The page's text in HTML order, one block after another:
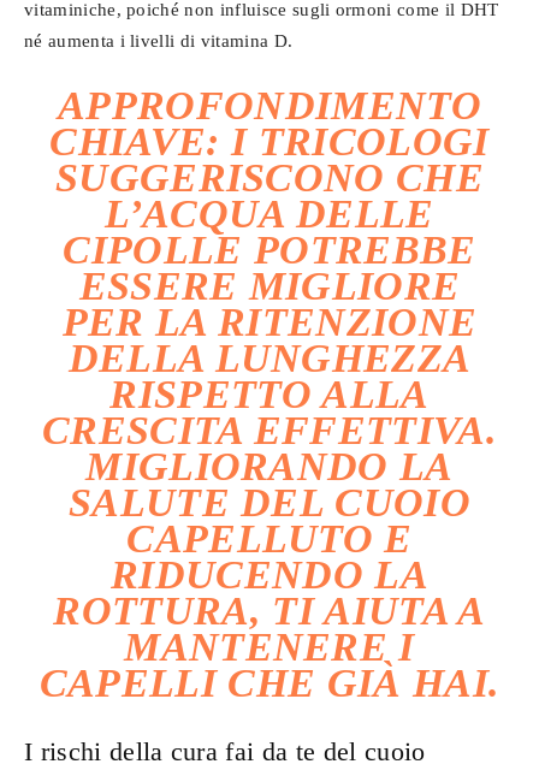
vitaminiche, poiché non influisce sugli ormoni come il DHT
né aumenta i livelli di vitamina D.
APPROFONDIMENTO
CHIAVE: I TRICOLOGI
SUGGERISCONO CHE
L’ACQUA DELLE
CIPOLLE POTREBBE
ESSERE MIGLIORE
PER LARITENZIONE
DELLA LUNGHEZZA
RISPETTO ALLA
CRESCITA EFFETTIVA.
MIGLIORANDO LA
SALUTE DEL CUOIO
CAPELLUTO E
RIDUCENDO LA
ROTTURA, TI AIUTA A
MANTENERE I
CAPELLI CHE GIÀ HAI.
I rischi della cura fai da te del cuoio